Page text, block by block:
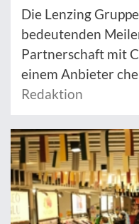
Die Lenzing
bedeutenden
Partnerschaft mit
einem Anbieter
Redaktion